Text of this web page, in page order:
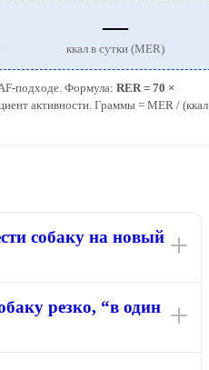
—
ккал в сутки (MER)
подходе. Формула: RER = 70 ×
активности. Граммы = MER / (ккал
собаку на новый
резко, “в один